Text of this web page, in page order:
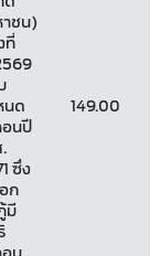
ชน)
ที่
นด
นปี
ซึ่ง
ก
มี
149.00